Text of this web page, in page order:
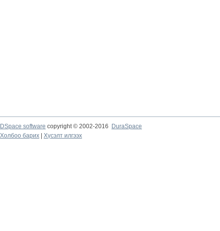
DSpace software copyright © 2002-2016
DuraSpace
Холбоо барих
Хүсэлт илгээх